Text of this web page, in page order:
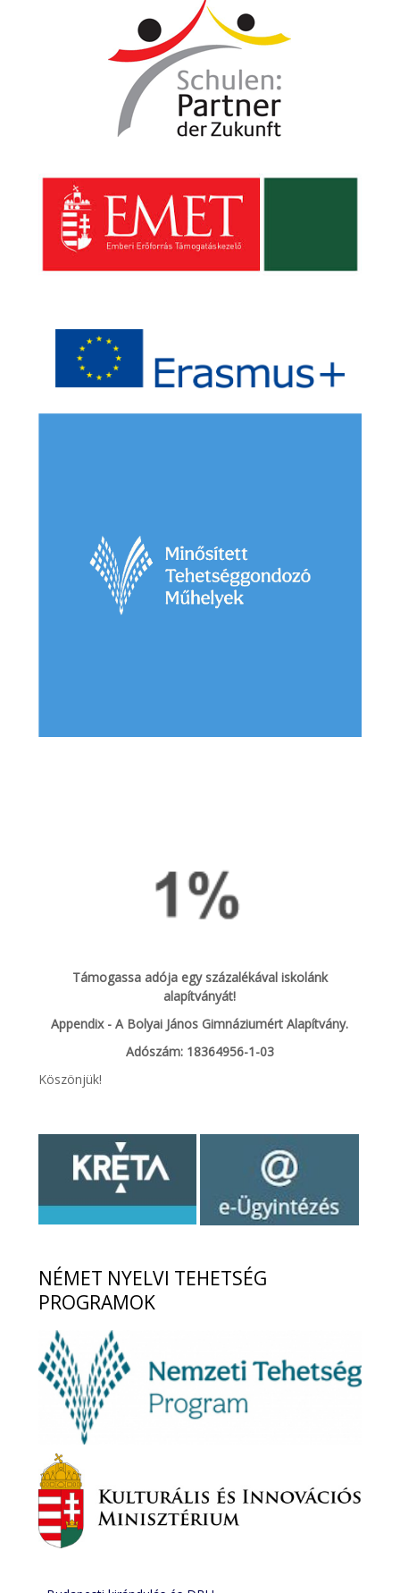
Támogassa adója egy százalékával iskolánk
alapítványát!
Appendix - A Bolyai János Gimnáziumért Alapítvány.
Adószám: 18364956-1-03
Köszönjük!
NÉMET NYELVI TEHETSÉG
PROGRAMOK